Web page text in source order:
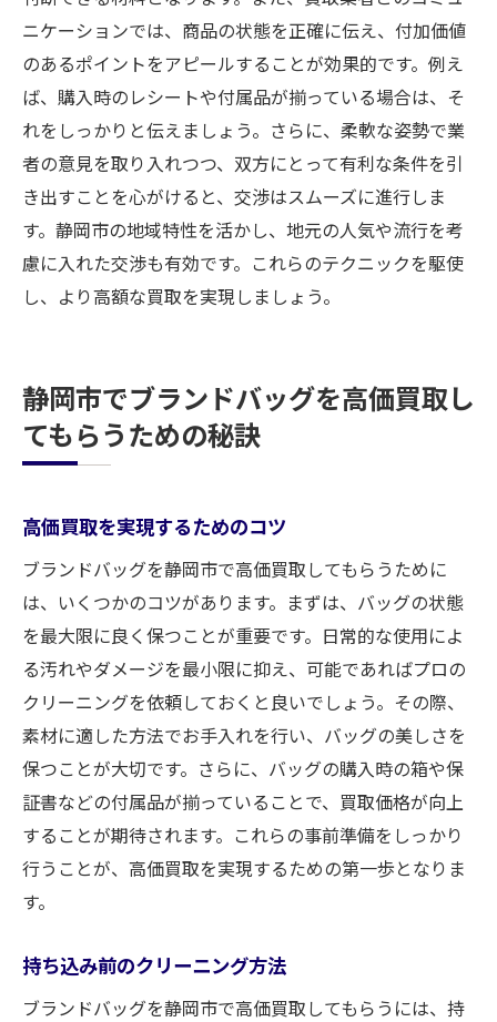
ニケーションでは、商品の状態を正確に伝え、付加価値
のあるポイントをアピールすることが効果的です。例え
ば、購入時のレシートや付属品が揃っている場合は、そ
れをしっかりと伝えましょう。さらに、柔軟な姿勢で業
者の意見を取り入れつつ、双方にとって有利な条件を引
き出すことを心がけると、交渉はスムーズに進行しま
す。静岡市の地域特性を活かし、地元の人気や流行を考
慮に入れた交渉も有効です。これらのテクニックを駆使
し、より高額な買取を実現しましょう。
静岡市でブランドバッグを高価買取し
てもらうための秘訣
高価買取を実現するためのコツ
ブランドバッグを静岡市で高価買取してもらうために
は、いくつかのコツがあります。まずは、バッグの状態
を最大限に良く保つことが重要です。日常的な使用によ
る汚れやダメージを最小限に抑え、可能であればプロの
クリーニングを依頼しておくと良いでしょう。その際、
素材に適した方法でお手入れを行い、バッグの美しさを
保つことが大切です。さらに、バッグの購入時の箱や保
証書などの付属品が揃っていることで、買取価格が向上
することが期待されます。これらの事前準備をしっかり
行うことが、高価買取を実現するための第一歩となりま
す。
持ち込み前のクリーニング方法
ブランドバッグを静岡市で高価買取してもらうには、持